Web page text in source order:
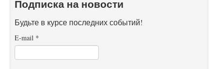
Подписка на новости
Будьте в курсе последних событий!
E-mail *